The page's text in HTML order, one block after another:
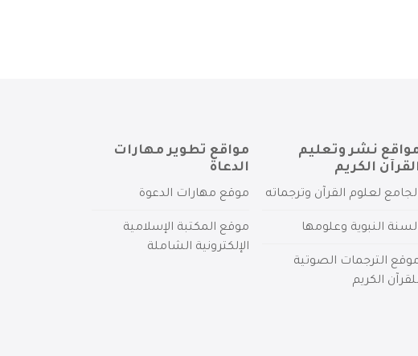
نشر وتعليم
الكريم
لعلوم القرآن وترجماته
النبوية وعلومها
الترجمات الصوتية
الكريم
مواقع تطوير مهارات
الدعاة
موقع مهارات الدعوة
موقع المكتبة الإسلامية
الإلكترونية الشاملة